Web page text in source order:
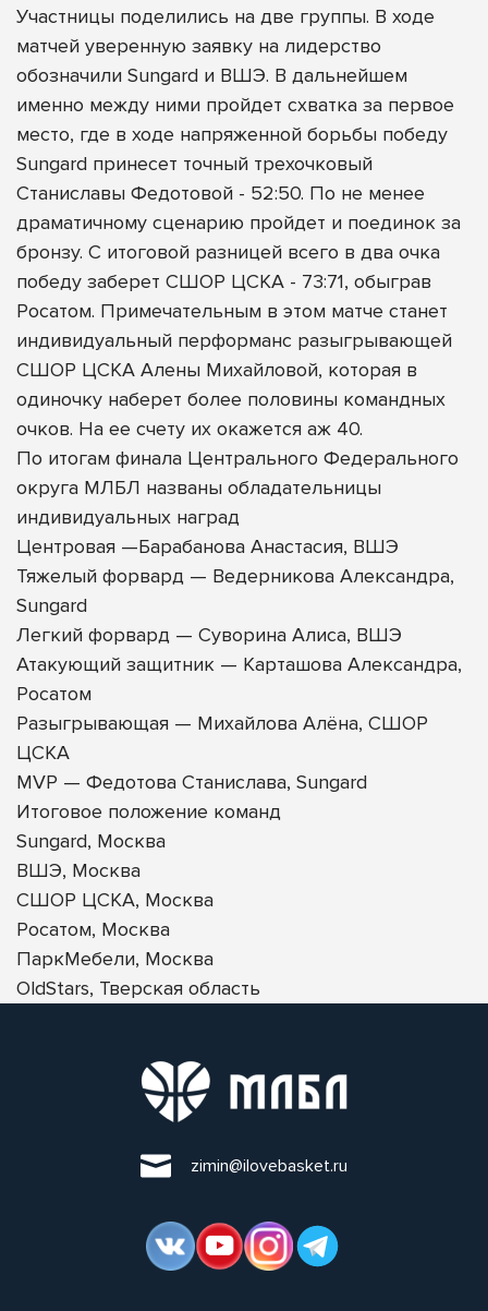
Участницы поделились на две группы. В ходе
матчей уверенную заявку на лидерство
обозначили Sungard и ВШЭ. В дальнейшем
именно между ними пройдет схватка за первое
место, где в ходе напряженной борьбы победу
Sungard принесет точный трехочковый
Станиславы Федотовой - 52:50. По не менее
драматичному сценарию пройдет и поединок за
бронзу. С итоговой разницей всего в два очка
победу заберет СШОР ЦСКА - 73:71, обыграв
Росатом. Примечательным в этом матче станет
индивидуальный перформанс разыгрывающей
СШОР ЦСКА Алены Михайловой, которая в
одиночку наберет более половины командных
очков. На ее счету их окажется аж 40.
По итогам финала Центрального Федерального
округа МЛБЛ названы обладательницы
индивидуальных наград
Центровая —Барабанова Анастасия, ВШЭ
Тяжелый форвард — Ведерникова Александра,
Sungard
Легкий форвард — Суворина Алиса, ВШЭ
Атакующий защитник — Карташова Александра,
Росатом
Разыгрывающая — Михайлова Алёна, СШОР
ЦСКА
MVP — Федотова Станислава, Sungard
Итоговое положение команд
Sungard, Москва
ВШЭ, Москва
СШОР ЦСКА, Москва
Росатом, Москва
ПаркМебели, Москва
OldStars, Тверская область
zimin@ilovebasket.ru